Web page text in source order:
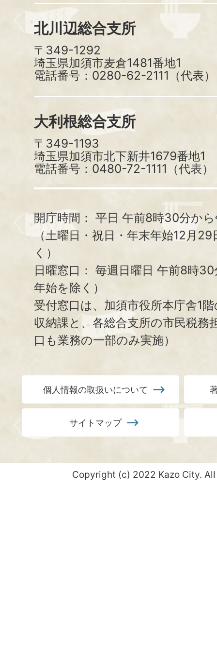
北川辺総合支所
〒349-1292
埼玉県加須市麦倉1481番地1
電話番号：0280-62-2111（代表）
大利根総合支所
〒349-1193
埼玉県加須市北下新井1679番地1
電話番号：0480-72-1111（代表）
開庁時間： 平日 午前8時30分か
（土曜日・祝日・年末年始12月
く）
日曜窓口： 毎週日曜日 午前8時
年始を除く）
受付窓口は、加須市役所本庁舎1
収納課と、 各総合支所の市民税務
口も業務の一部のみ実施）
個人情報の取扱いについて
サイトマップ
Copyright (c) 2022 Kazo City.